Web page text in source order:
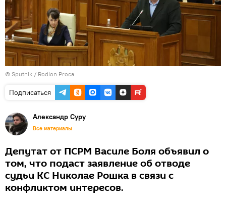
© Sputnik / Rodion Proca
Подписаться
Александр Суру
Все материалы
Депутат от ПСРМ Василе Боля объявил о
том, что подаст заявление об отводе
судьи КС Николае Рошка в связи с
конфликтом интересов.